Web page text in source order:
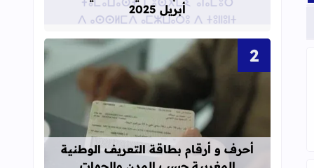
أبريل 2025
قراءة المزيد عن أحرف و أرقام
أحرف و أرقام بطاقة التعريف الوطنية